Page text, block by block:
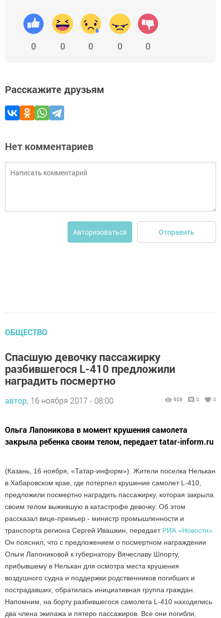
0 0 0 0 0
Расскажите друзьям
Нет комментариев
Авторизоваться Отправить
ОБЩЕСТВО
Спасшую девочку пассажирку
разбившегося L-410 предложили
наградить посмертно
автор, 16 ноября 2017 - 08:00 908 0 0
Ольга Лапоникова в момент крушения самолета
закрыла ребенка своим телом, передает tatar-inform.ru
(Казань, 16 ноября, «Татар-информ»). Жители поселка Нелькан
в Хабаровском крае, где потерпел крушение самолет L-410,
предложили посмертно наградить пассажирку, которая закрыла
своим телом выжившую в катастрофе девочку. Об этом
рассказал вице-премьер - министр промышленности и
транспорта региона Сергей Ивашкин, передаетРИА «Новости».
Он пояснил, что с предложением о посмертном награждении
Ольги Лапониковой к губернатору Вячеславу Шпорту,
прибывшему в Нелькан для осмотра места крушения
воздушного судна и поддержки родственников погибших и
пострадавших, обратилась инициативная группа граждан.
Напомним, на борту разбившегося самолета L-410 находились
два члена экипажа и пятеро пассажиров. Все они погибли,